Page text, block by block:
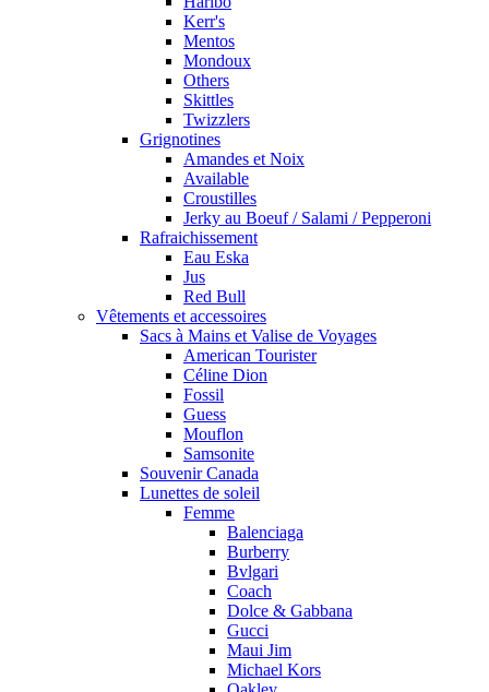
Kerr's
Mentos
Mondoux
Others
Skittles
Twizzlers
Grignotines
Amandes et Noix
Available
Croustilles
Jerky au Boeuf / Salami / Pepperoni
Rafraichissement
Eau Eska
Jus
Red Bull
Vêtements et accessoires
Sacs à Mains et Valise de Voyages
American Tourister
Céline Dion
Fossil
Guess
Mouflon
Samsonite
Souvenir Canada
Lunettes de soleil
Femme
Balenciaga
Burberry
Bvlgari
Coach
Dolce & Gabbana
Gucci
Maui Jim
Michael Kors